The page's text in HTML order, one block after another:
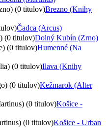
(0 titulov)Brezno (Knihy
Čadca (Arcus)
(0 titulov)Dolný Kubín (Zrno)
(0 titulov)Humenné (Na
(0 titulov)Ilava (Knihy
(0 titulov)Kežmarok (Alter
(0 titulov)Košice -
(0 titulov)Košice - Urban